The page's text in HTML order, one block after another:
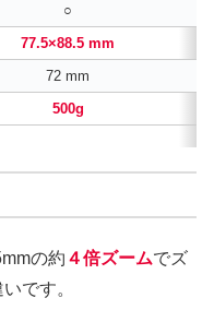
○
77.5×88.5 mm
72 mm
500g
の約 ４倍ズームでズ
です。